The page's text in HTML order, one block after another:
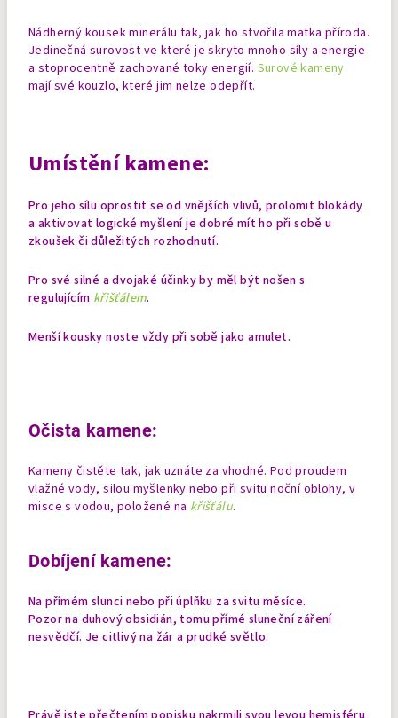
Nádherný kousek minerálu tak, jak ho stvořila matka příroda.
Jedinečná surovost ve které je skryto mnoho síly a energie
a stoprocentně zachované toky energií. Surové kameny
mají své kouzlo, které jim nelze odepřít.
Umístění kamene:
Pro jeho sílu oprostit se od vnějších vlivů, prolomit blokády
a aktivovat logické myšlení je dobré mít ho při sobě u
zkoušek či důležitých rozhodnutí.
Pro své silné a dvojaké účinky by měl být nošen s
regulujícím křišťálem.
Menší kousky noste vždy při sobě jako amulet.
Očista kamene:
Kameny čistěte tak, jak uznáte za vhodné. Pod proudem
vlažné vody, silou myšlenky nebo při svitu noční oblohy, v
misce s vodou, položené na křišťálu.
Dobíjení kamene:
Na přímém slunci nebo při úplňku za svitu měsíce.
Pozor na duhový obsidián, tomu přímé sluneční záření
nesvědčí. Je citlivý na žár a prudké světlo.